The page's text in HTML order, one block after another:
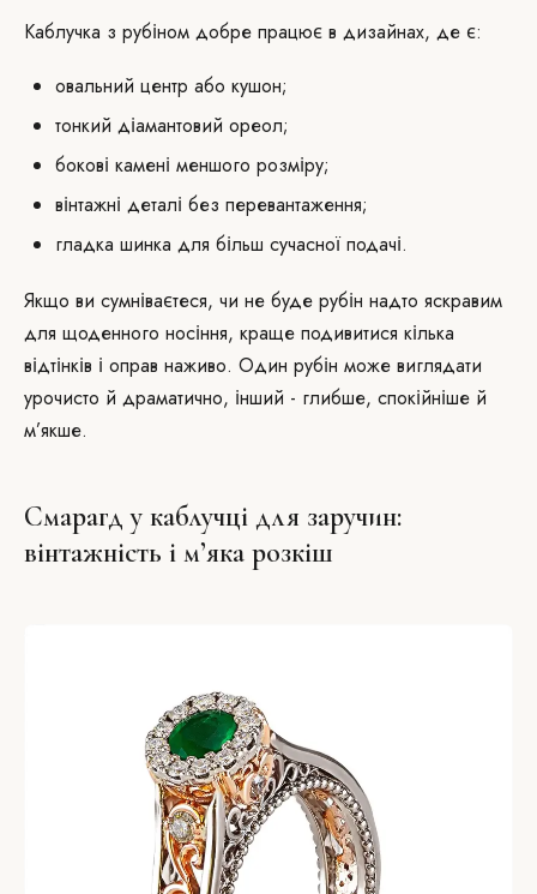
Каблучка з рубіном добре працює в дизайнах, де є:
овальний центр або кушон;
тонкий діамантовий ореол;
бокові камені меншого розміру;
вінтажні деталі без перевантаження;
гладка шинка для більш сучасної подачі.
Якщо ви сумніваєтеся, чи не буде рубін надто яскравим
для щоденного носіння, краще подивитися кілька
відтінків і оправ наживо. Один рубін може виглядати
урочисто й драматично, інший - глибше, спокійніше й
м’якше.
Смарагд у каблучці для заручин:
вінтажність і м’яка розкіш